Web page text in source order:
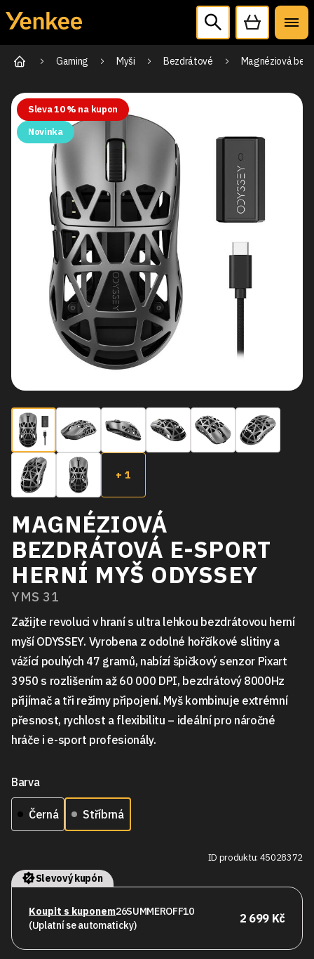
Gaming Myši Bezdrátové Magnéziová
Sleva 10 % na kupon
Novinka
+ 1
MAGNÉZIOVÁ
BEZDRÁTOVÁ E-SPORT
HERNÍ MYŠ ODYSSEY
YMS 31
Zažijte revoluci v hraní s ultra lehkou bezdrátovou herní
myší ODYSSEY. Vyrobena z odolné hořčíkové slitiny a
vážící pouhých 47 gramů, nabízí špičkový senzor Pixart
3950 s rozlišením až 60 000 DPI, bezdrátový 8000Hz
přijímač a tři režimy připojení. Myš kombinuje extrémní
přesnost, rychlost a flexibilitu – ideální pro náročné
hráče i e-sport profesionály.
Barva
Černá Stříbrná
ID produktu: 45028372
Slevový kupón
Koupit s kuponem26SUMMEROFF10
(Uplatní se automaticky)
2 699 Kč